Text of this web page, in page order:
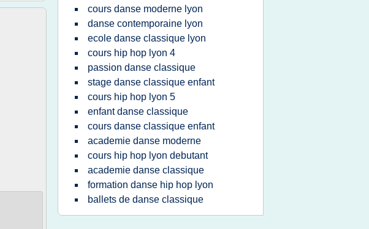
cours danse moderne lyon
danse contemporaine lyon
ecole danse classique lyon
cours hip hop lyon 4
passion danse classique
stage danse classique enfant
cours hip hop lyon 5
enfant danse classique
cours danse classique enfant
academie danse moderne
cours hip hop lyon debutant
academie danse classique
formation danse hip hop lyon
ballets de danse classique